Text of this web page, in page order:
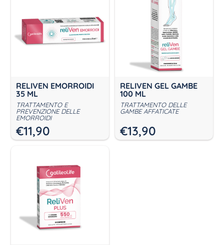
RELIVEN EMORROIDI
35 ML
TRATTAMENTO E
PREVENZIONE DELLE
EMORROIDI
€11,90
RELIVEN GEL GAMBE
100 ML
TRATTAMENTO DELLE
GAMBE AFFATICATE
€13,90